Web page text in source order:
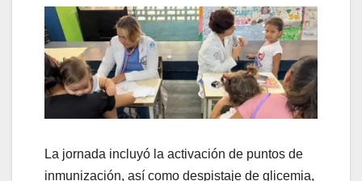
La jornada incluyó la activación de puntos de
inmunización, así como despistaje de glicemia,